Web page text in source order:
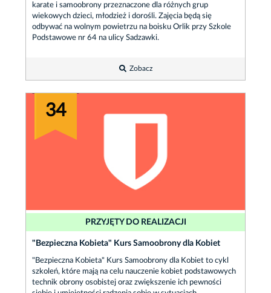
karate i samoobrony przeznaczone dla różnych grup
wiekowych dzieci, młodzież i dorośli. Zajęcia będą się
odbywać na wolnym powietrzu na boisku Orlik przy Szkole
Podstawowe nr 64 na ulicy Sadzawki.
Zobacz
34
PRZYJĘTY DO REALIZACJI
"Bezpieczna Kobieta" Kurs Samoobrony dla Kobiet
"Bezpieczna Kobieta" Kurs Samoobrony dla Kobiet to cykl
szkoleń, które mają na celu nauczenie kobiet podstawowych
technik obrony osobistej oraz zwiększenie ich pewności